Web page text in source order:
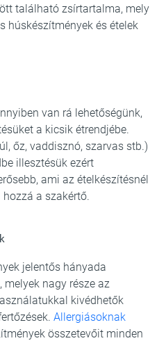
található zsírtartalma, mely
húskészítmények és ételek
van rá lehetőségünk,
a kicsik étrendjébe.
őz, vaddisznó, szarvas stb.)
illesztésük ezért
ami az ételkészítésnél
a szakértő.
jelentős hányada
nagy része az
kivédhetők
Allergiásoknak
összetevőit minden